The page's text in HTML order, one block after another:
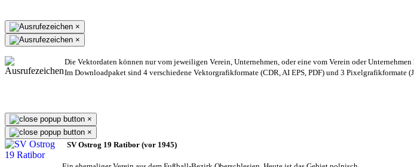
×
×
Die Vektordaten können nur vom jeweiligen Verein, Unternehmen, oder eine vom Verein oder Unternehmen
Im Downloadpaket sind 4 verschiedene Vektorgrafikformate (CDR, AI EPS, PDF) und 3 Pixelgrafikformate
×
×
SV Ostrog 19 Ratibor (vor 1945)